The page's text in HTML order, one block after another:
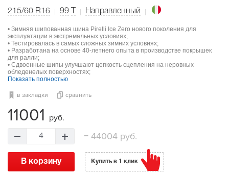
215/60 R16 99 Направленный
• Зимняя шипованная шина Pirelli Ice Zero нового поколения для
эксплуатации в экстремальных условиях;
• Тестировалась в самых сложных зимних условиях;
• Разработана на основе 40-летнего опыта в производстве покрышек
для ралли;
• Сдвоенные шипы улучшают цепкость сцепления на неровных
обледенелых поверхностях;
Показать полностью
в закладки сравнить
11001 руб.
4 =44004 руб.
В корзину Купить в 1 клик